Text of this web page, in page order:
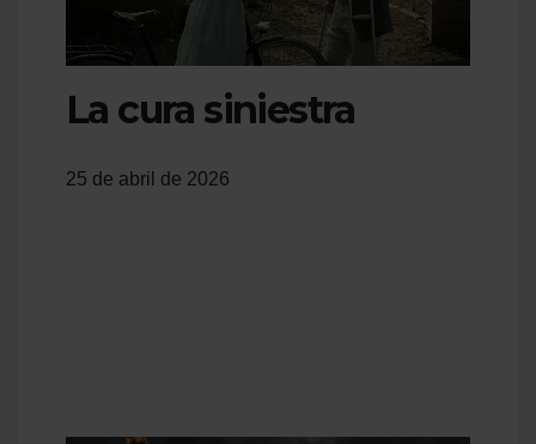
La cura siniestra
25 de abril de 2026